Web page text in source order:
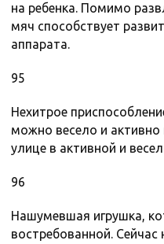
на ребенка. Помимо
мяч способствует
аппарата.
95
Нехитрое
можно весело и
улице в активной и
96
Нашумевшая игрушка,
востребованной.